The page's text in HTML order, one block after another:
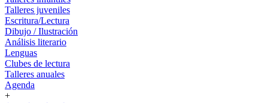
Talleres juveniles
Escritura/Lectura
Dibujo / Ilustración
Análisis literario
Lenguas
Clubes de lectura
Talleres anuales
Agenda
+